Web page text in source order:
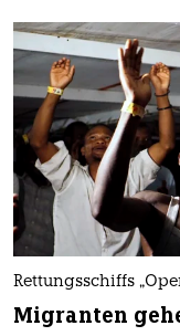
Rettungsschiffs
Migranten